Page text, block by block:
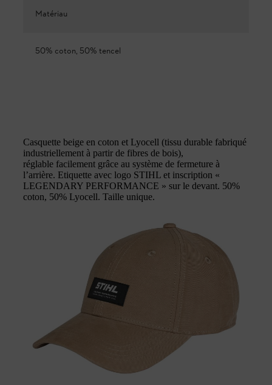
Matériau
50% coton, 50% tencel
Casquette beige en coton et Lyocell (tissu durable fabriqué
industriellement à partir de fibres de bois),
réglable facilement grâce au système de fermeture à
l’arrière. Etiquette avec logo STIHL et inscription «
LEGENDARY PERFORMANCE » sur le devant. 50%
coton, 50% Lyocell. Taille unique.